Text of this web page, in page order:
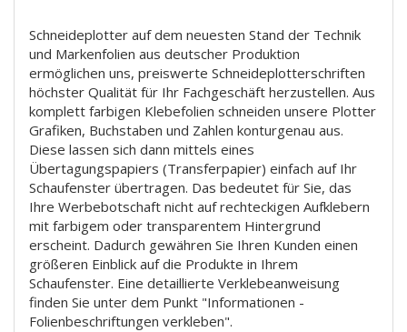
Schneideplotter auf dem neuesten Stand der Technik
und Markenfolien aus deutscher Produktion
ermöglichen uns, preiswerte Schneideplotterschriften
höchster Qualität für Ihr Fachgeschäft herzustellen. Aus
komplett farbigen Klebefolien schneiden unsere Plotter
Grafiken, Buchstaben und Zahlen konturgenau aus.
Diese lassen sich dann mittels eines
Übertagungspapiers (Transferpapier) einfach auf Ihr
Schaufenster übertragen. Das bedeutet für Sie, das
Ihre Werbebotschaft nicht auf rechteckigen Aufklebern
mit farbigem oder transparentem Hintergrund
erscheint. Dadurch gewähren Sie Ihren Kunden einen
größeren Einblick auf die Produkte in Ihrem
Schaufenster. Eine detaillierte Verklebeanweisung
finden Sie unter dem Punkt "Informationen -
Folienbeschriftungen verkleben".